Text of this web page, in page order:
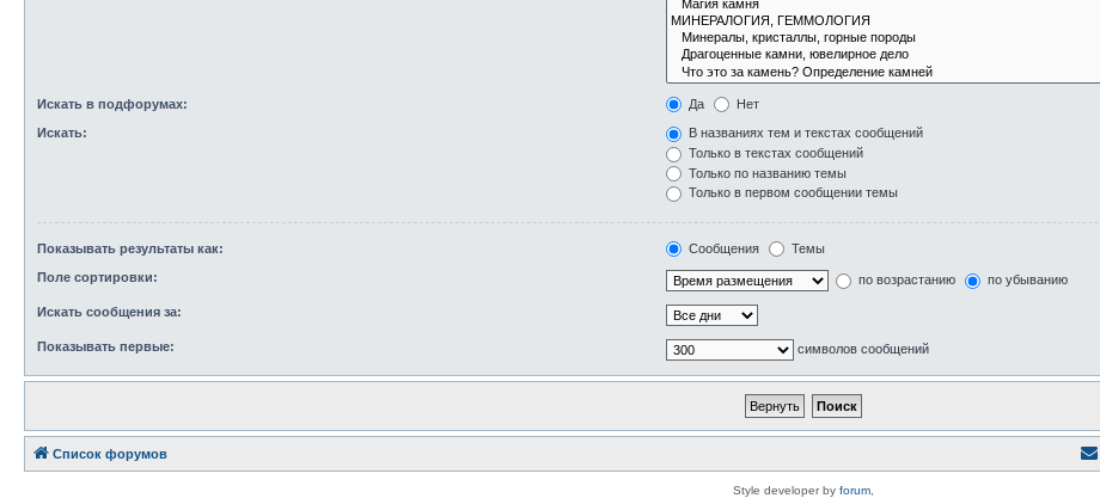
Искать в подфорумах: Да Нет
Искать:
В названиях тем и текстах сообщений
Только в текстах сообщений
Только по названию темы
Только в первом сообщении темы
Показывать результаты как: Сообщения Темы
Поле сортировки: по возрастанию по убыванию
Искать сообщения за:
Показывать первые: символов сообщений
Список форумов
Style developer by forum,